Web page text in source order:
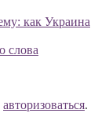
как Украина
слова
авторизоваться.